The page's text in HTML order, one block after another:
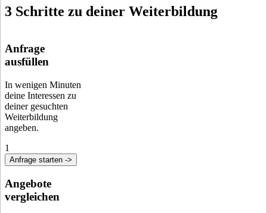
3 Schritte zu deiner Weiterbildung
Anfrage
ausfüllen
In wenigen Minuten
deine Interessen zu
deiner gesuchten
Weiterbildung
angeben.
1
Anfrage starten ->
Angebote
vergleichen